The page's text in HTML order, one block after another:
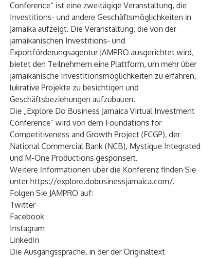
Conference“ ist eine zweitägige Veranstaltung, die
Investitions- und andere Geschäftsmöglichkeiten in
Jamaika aufzeigt. Die Veranstaltung, die von der
jamaikanischen Investitions- und
Exportförderungsagentur JAMPRO ausgerichtet wird,
bietet den Teilnehmern eine Plattform, um mehr über
jamaikanische Investitionsmöglichkeiten zu erfahren,
lukrative Projekte zu besichtigen und
Geschäftsbeziehungen aufzubauen.
Die „Explore Do Business Jamaica Virtual Investment
Conference“ wird von dem Foundations for
Competitiveness and Growth Project (FCGP), der
National Commercial Bank (NCB), Mystique Integrated
und M-One Productions gesponsert.
Weitere Informationen über die Konferenz finden Sie
unterhttps://explore.dobusinessjamaica.com/.
Folgen Sie JAMPRO auf:
Twitter
Facebook
Instagram
LinkedIn
Die Ausgangssprache, in der der Originaltext